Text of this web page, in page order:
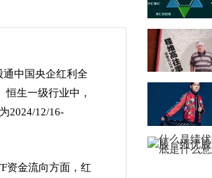
中国央企红利全
生一级行业中，
2024/12/16-
资金流向方面，红